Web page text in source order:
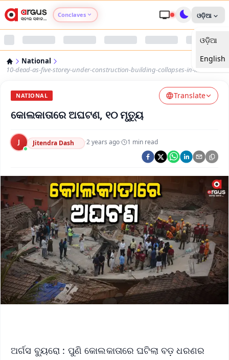
Conclaves
Argus Nari Shakti
Argus Health Connect
Argus Swaad Odisha
Argus Chalo Dekhein Apna Desh
ଓଡ଼ିଆ
ଓଡ଼ିଆ
English
National
10-dead-as-five-storey-under-construction-building-collapses-in-kolkata
NATIONAL Translate
କୋଲକାତାରେ ଅଘଟଣ, ୧୦ ମୃତ୍ୟୁ
J Jitendra Dash ·2 years ago· 1 min read
ଅର୍ଗସ ବ୍ୟୁରୋ : ପୁଣି କୋଲକାତାରେ ଘଟିଲା ବଡ଼ ଧରଣର